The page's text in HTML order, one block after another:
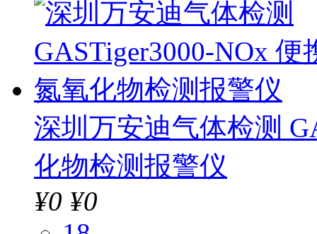
深圳万安迪气体检测
化物检测报警仪
¥0 ¥0